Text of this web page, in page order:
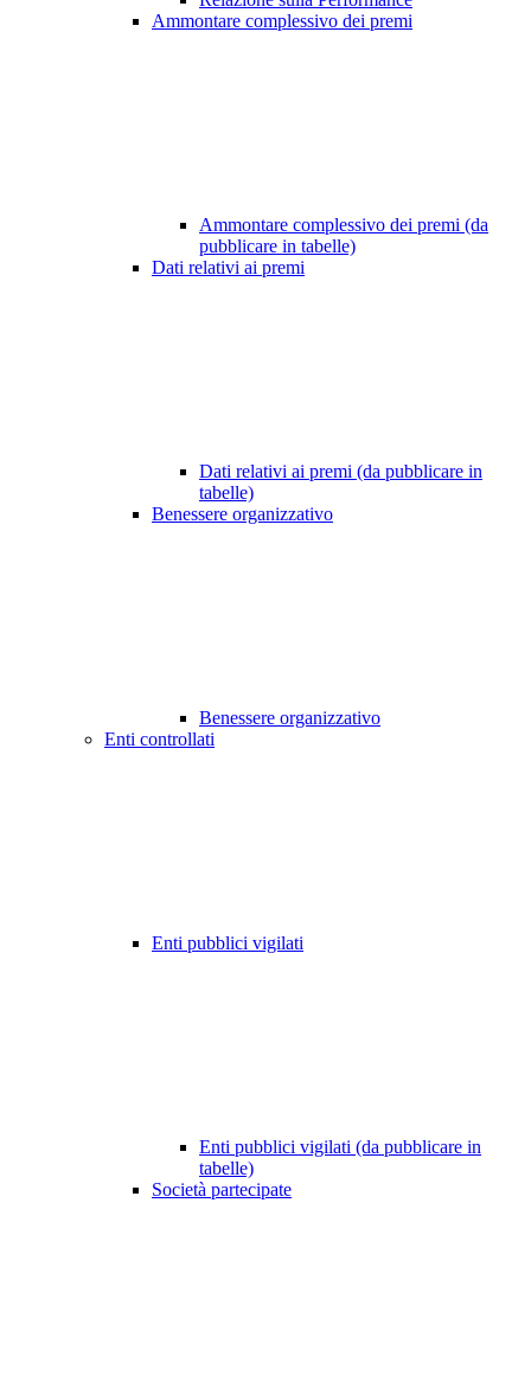
Ammontare complessivo dei premi
Ammontare complessivo dei premi (da
pubblicare in tabelle)
Dati relativi ai premi
Dati relativi ai premi (da pubblicare in
tabelle)
Benessere organizzativo
Benessere organizzativo
Enti controllati
Enti pubblici vigilati
Enti pubblici vigilati (da pubblicare in
tabelle)
Società partecipate